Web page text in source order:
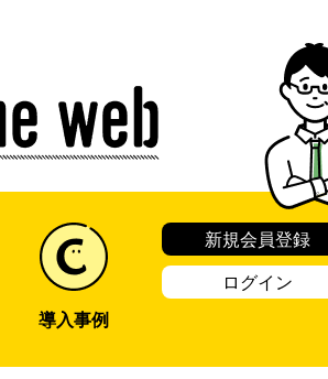
導入事例
新規会員登録
ログイン